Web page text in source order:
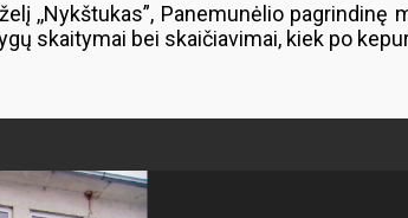
,,Nykštukas”, Panemunėlio pagrindinę
skaitymai bei skaičiavimai, kiek po